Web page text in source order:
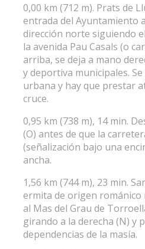
0,00 km (712 m). Prats de
entrada del Ayuntamiento
dirección norte siguiendo
la avenida Pau Casals (o
arriba, se deja a mano
y deportiva municipales.
urbana y hay que prestar
cruce.
0,95 km (738 m), 14 min.
(O) antes de que la
(señalización bajo una
ancha.
1,56 km (744 m), 23 min.
ermita de origen
al Mas del Grau de
girando a la derecha (N) y
dependencias de la masía.